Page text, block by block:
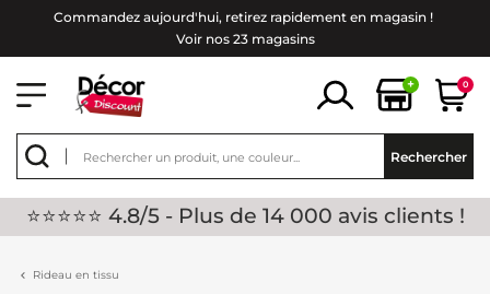
Commandez aujourd'hui, retirez rapidement en magasin !
Voir nos 23 magasins
+ 0
Rechercher
⭐⭐⭐⭐⭐ 4.8/5 - Plus de 14 000 avis clients !
Rideau en tissu